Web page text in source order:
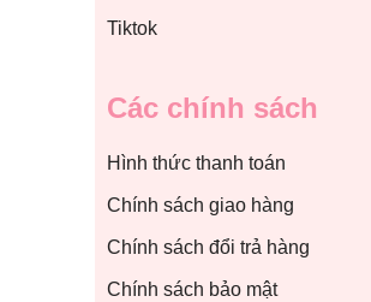
Tiktok
Các chính sách
Hình thức thanh toán
Chính sách giao hàng
Chính sách đổi trả hàng
Chính sách bảo mật